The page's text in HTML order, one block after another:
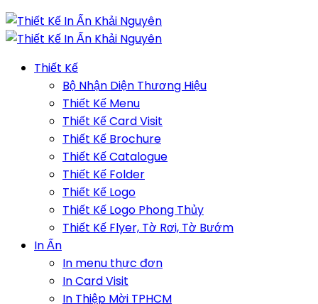
Thiết Kế
Bộ Nhận Diện Thương Hiệu
Thiết Kế Menu
Thiết Kế Card Visit
Thiết Kế Brochure
Thiết Kế Catalogue
Thiết Kế Folder
Thiết Kế Logo
Thiết Kế Logo Phong Thủy
Thiết Kế Flyer, Tờ Rơi, Tờ Bướm
In Ấn
In menu thực đơn
In Card Visit
In Thiệp Mời TPHCM